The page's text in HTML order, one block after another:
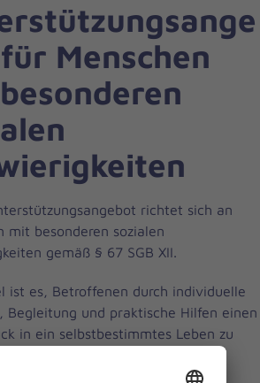
Menschen
richtet sich an
mit besonderen sozialen
gemäß § 67 SGB XII.
ist es, Betroffenen durch individuelle
Begleitung und praktische Hilfen einen
in ein selbstbestimmtes Leben zu